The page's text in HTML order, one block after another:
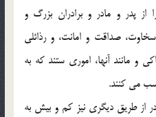
پدر و مادر و برادران بزرگ و
صداقت و امانت، و رذائلي
و مانند آنها، اموري ستند كه به
مي كنند.
از طريق ديگري نيز كم و بيش به